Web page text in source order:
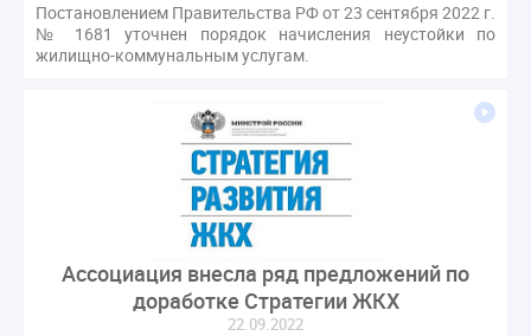
Постановлением Правительства РФ от 23 сентября 2022 г.
№ 1681 уточнен порядок начисления неустойки по
жилищно-коммунальным услугам.
Ассоциация внесла ряд предложений по
доработке Стратегии ЖКХ
22.09.2022